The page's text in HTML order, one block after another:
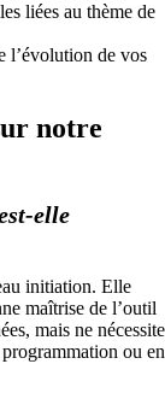
liées au thème de
l’évolution de vos
notre
elle
initiation. Elle
maîtrise de l’outil
mais ne nécessite
ou en